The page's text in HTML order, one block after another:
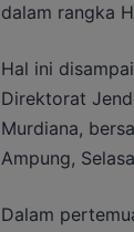
dalam rangka
Hal ini
Direktorat
Murdiana,
Ampung,
Dalam